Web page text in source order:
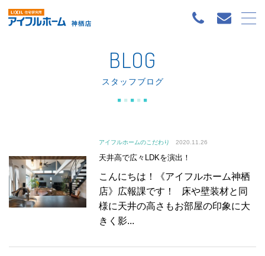
BLOG
スタッフブログ
アイフルホームのこだわり 2020.11.26
天井高で広々LDKを演出！
こんにちは！《アイフルホーム神栖
店》広報課です！ 床や壁装材と同
様に天井の高さもお部屋の印象に大
きく影...